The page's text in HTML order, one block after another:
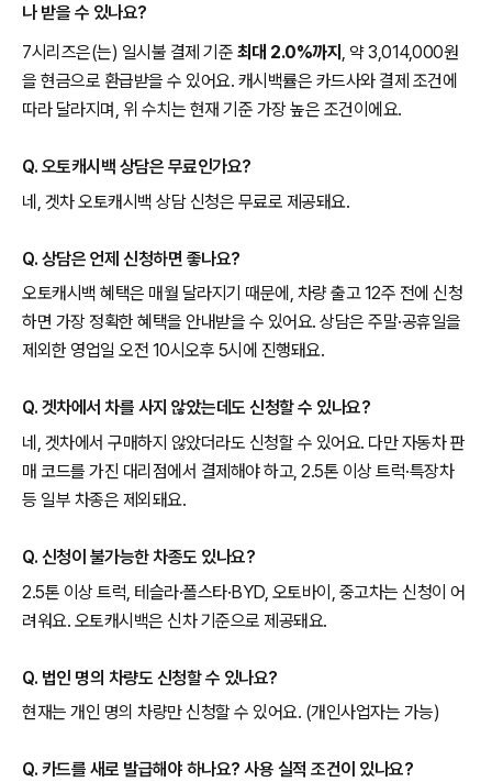
나 받을 수 있나요?
7시리즈은(는) 일시불 결제 기준 최대 2.0%까지 , 약 3,014,000원
을 현금으로 환급받을 수 있어요. 캐시백률은 카드사와 결제 조건에
따라 달라지며, 위 수치는 현재 기준 가장 높은 조건이에요.
Q. 오토캐시백 상담은 무료인가요?
네, 겟차 오토캐시백 상담 신청은 무료로 제공돼요.
Q. 상담은 언제 신청하면 좋나요?
오토캐시백 혜택은 매월 달라지기 때문에, 차량 출고 12주 전에 신청
하면 가장 정확한 혜택을 안내받을 수 있어요. 상담은 주말·공휴일을
제외한 영업일 오전 10시오후 5시에 진행돼요.
Q. 겟차에서 차를 사지 않았는데도 신청할 수 있나요?
네, 겟차에서 구매하지 않았더라도 신청할 수 있어요. 다만 자동차 판
매 코드를 가진 대리점에서 결제해야 하고, 2.5톤 이상 트럭·특장차
등 일부 차종은 제외돼요.
Q. 신청이 불가능한 차종도 있나요?
2.5톤 이상 트럭, 테슬라·폴스타·BYD, 오토바이, 중고차는 신청이 어
려워요. 오토캐시백은 신차 기준으로 제공돼요.
Q. 법인 명의 차량도 신청할 수 있나요?
현재는 개인 명의 차량만 신청할 수 있어요. (개인사업자는 가능)
Q. 카드를 새로 발급해야 하나요? 사용 실적 조건이 있나요?